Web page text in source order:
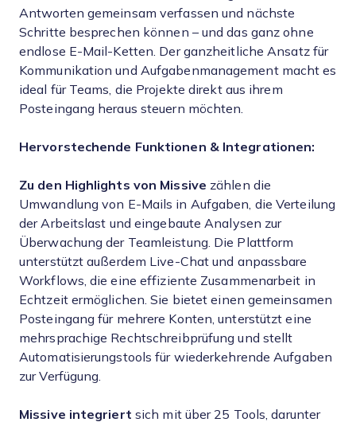
Antworten gemeinsam verfassen und nächste
Schritte besprechen können – und das ganz ohne
endlose E-Mail-Ketten. Der ganzheitliche Ansatz für
Kommunikation und Aufgabenmanagement macht es
ideal für Teams, die Projekte direkt aus ihrem
Posteingang heraus steuern möchten.
Hervorstechende Funktionen & Integrationen:
Zu den Highlights von Missive zählen die
Umwandlung von E-Mails in Aufgaben, die Verteilung
der Arbeitslast und eingebaute Analysen zur
Überwachung der Teamleistung. Die Plattform
unterstützt außerdem Live-Chat und anpassbare
Workflows, die eine effiziente Zusammenarbeit in
Echtzeit ermöglichen. Sie bietet einen gemeinsamen
Posteingang für mehrere Konten, unterstützt eine
mehrsprachige Rechtschreibprüfung und stellt
Automatisierungstools für wiederkehrende Aufgaben
zur Verfügung.
Missive integriert sich mit über 25 Tools, darunter